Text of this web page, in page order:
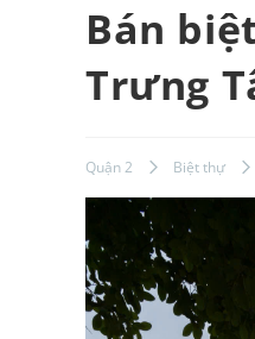
Bán
Trưng
Quận 2 Biệt thự